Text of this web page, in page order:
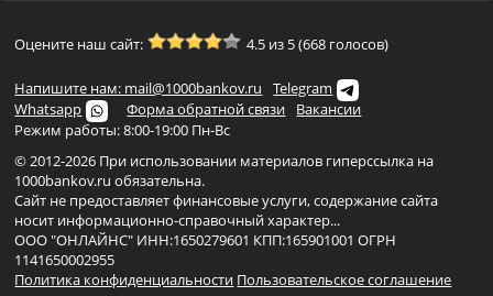
Оцените наш сайт: 4.5 из 5 (668 голосов)
Напишите нам: mail@1000bankov.ru
Telegram
Whatsapp
Форма обратной связи
Вакансии
Режим работы: 8:00-19:00 Пн-Вс
© 2012-2026 При использовании материалов гиперссылка на
1000bankov.ru обязательна.
Сайт не предоставляет финансовые услуги, содержание сайта
носит информационно-справочный характер...
ООО "ОНЛАЙНС" ИНН:1650279601 КПП:165901001 ОГРН
1141650002955
Политика конфиденциальности Пользовательское соглашение